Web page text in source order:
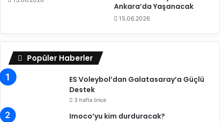
E
e
k
A
M
i
l
i
T
a
’
d
a
A
n
T
a
Ankara’da Yaşanacak
15.06.2026
Popüler Haberler
ES Voleybol’dan Galatasaray’a Güçlü
Destek
3 hafta önce
Imoco’yu kim durduracak?